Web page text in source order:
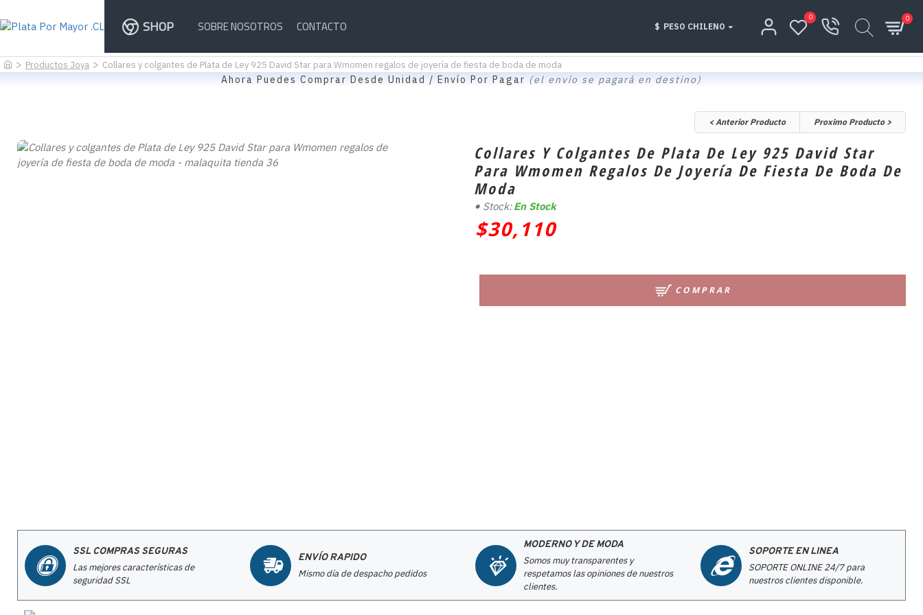
SHOP SOBRE NOSOTROS CONTACTO $ PESO CHILENO
0 0
Productos Joya Collares y colgantes de Plata de Ley 925 David Star para Wmomen regalos de joyería de fiesta de boda de moda
Ahora Puedes Comprar Desde Unidad / Envío Por Pagar (el envío se pagará en destino)
< Anterior Producto Proximo Producto >
Collares Y Colgantes De Plata De Ley 925 David Star
Para Wmomen Regalos De Joyería De Fiesta De Boda De
Moda
$30,110
Stock: En Stock
COMPRAR
SSL COMPRAS SEGURAS
Las mejores características de
seguridad SSL
ENVÍO RAPIDO
Mismo día de despacho pedidos
MODERNO Y DE MODA
Somos muy transparentes y
respetamos las opiniones de nuestros
clientes.
SOPORTE EN LINEA
SOPORTE ONLINE 24/7 para
nuestros clientes disponible.